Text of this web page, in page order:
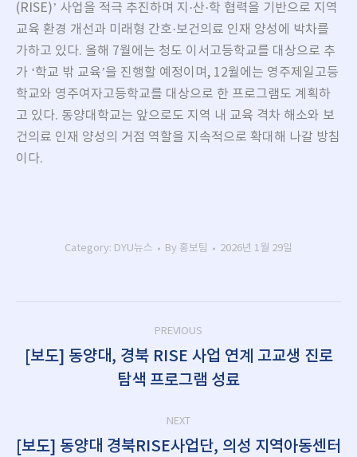
(RISE)’ 사업을 적극 추진하며 지·산·학 협력을 기반으로 지역
교육 환경 개선과 미래형 간호·보건의료 인재 양성에 박차를
가하고 있다. 올해 7월에는 청도 이서고등학교를 대상으로 추
가 ‘학교 밖 교육’을 진행할 예정이며, 12월에는 영주제일고등
학교와 영주여자고등학교를 대상으로 한 프로그램도 계획하
고 있다. 동양대학교는 앞으로도 지역 내 교육 격차 해소와 보
건의료 인재 양성의 거점 역할을 지속적으로 확대해 나갈 방침
이다.
Category: DYU뉴스 By 홍보팀 2026년 1월 29일
navigation
PREVIOUS
post:
[보도] 동양대, 경북 RISE 사업 연계 고교생 진로
탐색 프로그램 성료
NEXT
[보도] 동양대 경북RISE사업단, 의성 지역아동센터